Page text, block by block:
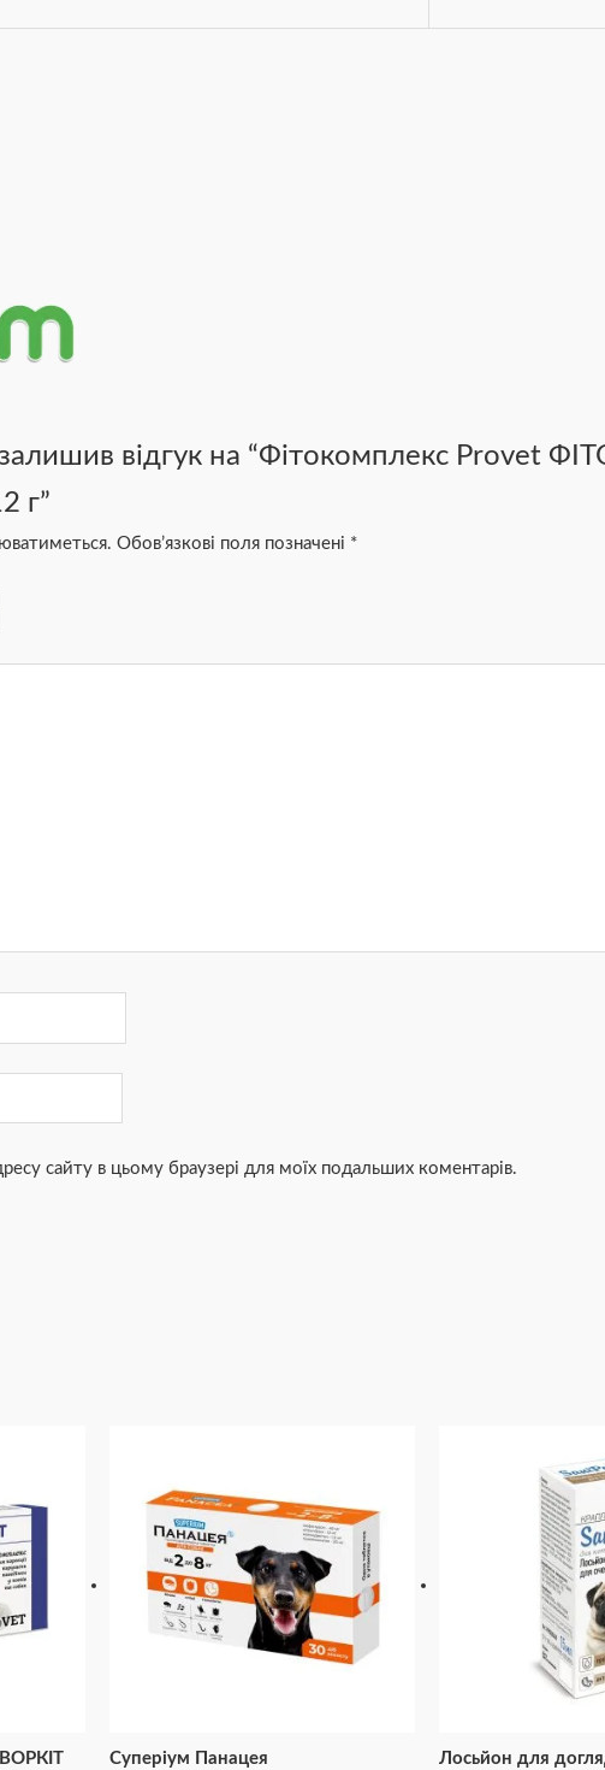
відгук на “Фітокомплекс Provet
г”
Обов’язкові поля позначені *
сайту в цьому браузері для моїх подальших коментарів.
Суперіум Панацея Лосьйон для